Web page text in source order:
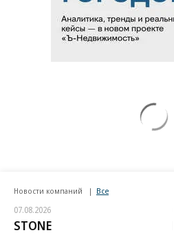
Новости компаний Все
07.08.2026
STONE